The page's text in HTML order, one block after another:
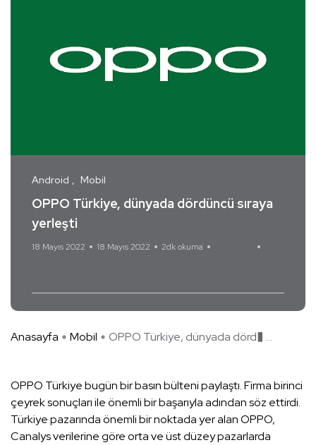
Android Mobil
OPPO Türkiye, dünyada dördüncü sıraya
yerleşti
18 Mayıs 2022 18 Mayıs 2022 2dk okuma
Anasayfa Mobil OPPO Türkiye, dünyada dörd� ...
OPPO Türkiye bugün bir basın bülteni paylaştı. Firma birinci
çeyrek sonuçları ile önemli bir başarıyla adından söz ettirdi.
Türkiye pazarında önemli bir noktada yer alan OPPO,
Canalys verilerine göre orta ve üst düzey pazarlarda